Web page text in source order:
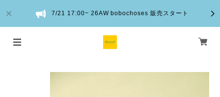
7/21 17:00~ 26AW bobochoses 販売スタート